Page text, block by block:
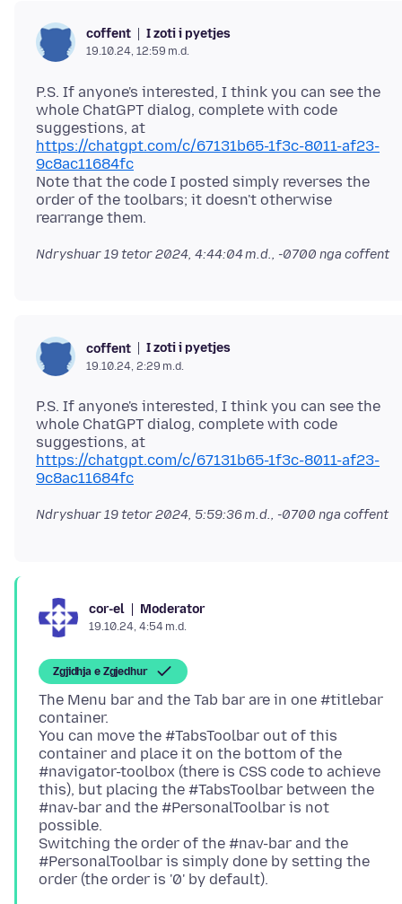
coffent I zoti i pyetjes
19.10.24, 12:59 m.d.
P.S. If anyone's interested, I think you can see the
whole ChatGPT dialog, complete with code
https://chatgpt.com/c/67131b65-1f3c-8011-af23-
9c8ac11684fc
Note that the code I posted simply reverses the
order of the toolbars; it doesn't otherwise
Ndryshuar19 tetor 2024, 4:44:04 m.d., -0700 nga coffent
coffent I zoti i pyetjes
19.10.24, 2:29 m.d.
P.S. If anyone's interested, I think you can see the
whole ChatGPT dialog, complete with code
https://chatgpt.com/c/67131b65-1f3c-8011-af23-
9c8ac11684fc
Ndryshuar19 tetor 2024, 5:59:36 m.d., -0700 nga coffent
cor-el Moderator
19.10.24, 4:54 m.d.
Zgjidhja e Zgjedhur
The Menu bar and the Tab bar are in one #titlebar
container.
You can move the #TabsToolbar out of this
container and place it on the bottom of the
#navigator-toolbox (there is CSS code to achieve
this), but placing the #TabsToolbar between the
#nav-bar and the #PersonalToolbar is not
possible.
Switching the order of the #nav-bar and the
#PersonalToolbar is simply done by setting the